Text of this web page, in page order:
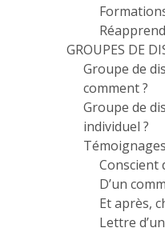
GROUPES DE
Groupe de
comment ?
Groupe de
individuel ?
Témoignages
Conscient
D’un
Et après,
Lettre